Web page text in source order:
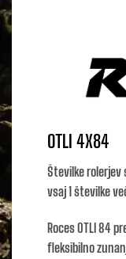
OTLI 4X84
Številke rolerjev
vsaj 1 številke
Roces OTLI 84
fleksibilno